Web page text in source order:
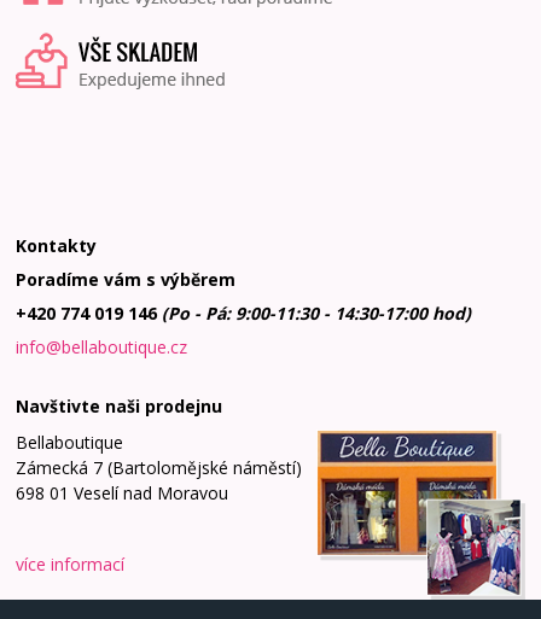
Kontakty
Poradíme vám s výběrem
+420 774 019 146 (Po - Pá: 9:00-11:30 - 14:30-17:00 hod)
info@bellaboutique.cz
Navštivte naši prodejnu
Bellaboutique
Zámecká 7 (Bartolomějské náměstí)
698 01 Veselí nad Moravou
více informací